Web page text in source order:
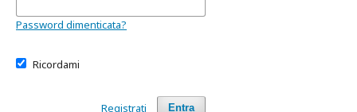
Password dimenticata?
Ricordami
Entra
Registrati